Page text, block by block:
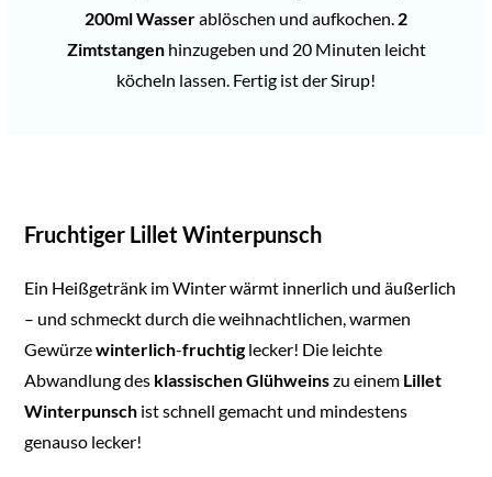
Fruchtiger Lillet Winterpunsch
Ein Heißgetränk im Winter wärmt innerlich und äußerlich
– und schmeckt durch die weihnachtlichen, warmen
Gewürzewinterlich-fruchtiglecker! Die leichte
Abwandlung des klassischenGlühweinszu einem Lillet
Winterpunsch ist schnell gemacht und mindestens
genauso lecker!
200ml Wasserablöschen und aufkochen. 2
Zimtstangenhinzugeben und 20 Minuten leicht
köcheln lassen. Fertig ist der Sirup!